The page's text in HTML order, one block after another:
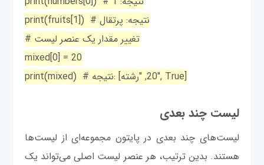
print(fruits[1]) # نتیجه: پرتقال
# تغییر مقدار یک عنصر لیست
mixed[0] = 20
print(mixed) # نتیجه: [20, "رشته", True]
لیست چند بعدی
لیست‌های چند بعدی در پایتون مجموعه‌ای از لیست‌ها
هستند. بدین ترتیب، هر عنصر لیست اصلی می‌تواند یک